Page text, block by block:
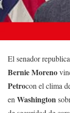
El senador
Bernie Moreno
Petrocon el clima
en Washington